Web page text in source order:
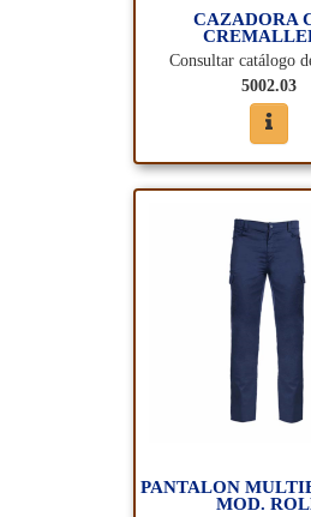
CAZADORA
Consultar catálogo
5002.03
PANTALON
MOD.